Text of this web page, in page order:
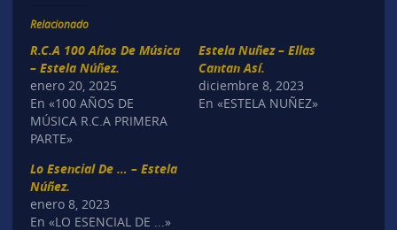
Relacionado
R.C.A 100 Años De Música
– Estela Núñez.
enero 20, 2025
En «100 AÑOS DE
MÚSICA R.C.A PRIMERA
PARTE»
Estela Nuñez – Ellas
Cantan Así.
diciembre 8, 2023
En «ESTELA NUÑEZ»
Lo Esencial De … – Estela
Núñez.
enero 8, 2023
En «LO ESENCIAL DE ...»